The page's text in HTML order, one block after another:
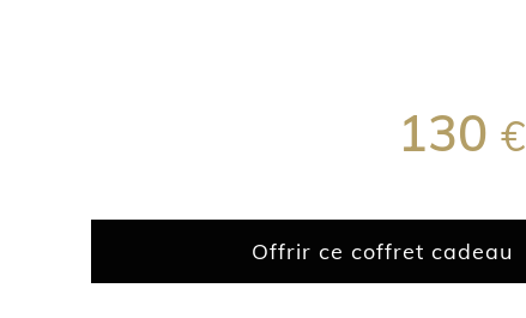
130 €
Offrir ce coffret cadeau